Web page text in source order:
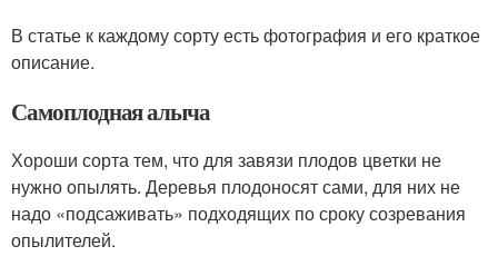
В статье к каждому сорту есть фотография и его краткое
описание.
Самоплодная алыча
Хороши сорта тем, что для завязи плодов цветки не
нужно опылять. Деревья плодоносят сами, для них не
надо «подсаживать» подходящих по сроку созревания
опылителей.